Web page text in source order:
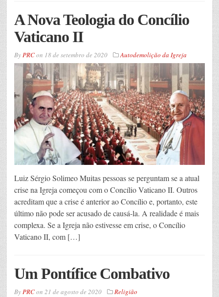
A Nova Teologia do Concílio
Vaticano II
By PRCon 18 de setembro de 2020 Autodemolição da Igreja
Luiz Sérgio Solimeo Muitas pessoas se perguntam se a atual
crise na Igreja começou com o Concílio Vaticano II. Outros
acreditam que a crise é anterior ao Concílio e, portanto, este
último não pode ser acusado de causá-la. A realidade é mais
complexa. Se a Igreja não estivesse em crise, o Concílio
Vaticano II, com […]
Um Pontífice Combativo
ByPRCon 21 de agosto de 2020 Religião